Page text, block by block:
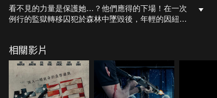
看不見的力量是保護她…？他們應得的下場！在一次
例行的監獄轉移囚犯於森林中墜毀後，年輕的因紐特
股看不見的力量的襲擊時，梅麗娜短暫的安全之旅變
成了意志的終極較量…
相關影片